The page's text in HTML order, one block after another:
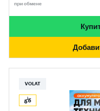
при обмене
VOLAT